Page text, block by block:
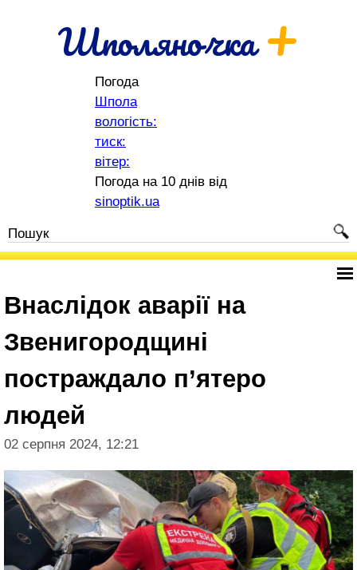
Шполяночка+
Погода
Шпола
вологість:
тиск:
вітер:
Погода на 10 днів від
sinoptik.ua
Внаслідок аварії на
Звенигородщині
постраждало п’ятеро
людей
02 серпня 2024, 12:21